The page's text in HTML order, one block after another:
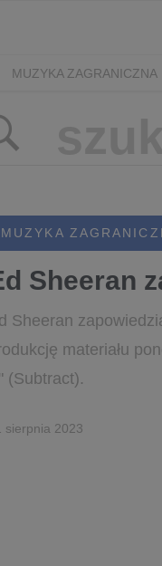
MUZYKA ZAGRANICZNA
MUZYKA
Sheeran
Sheeran
materiału
(Subtract).
sierpnia 2023